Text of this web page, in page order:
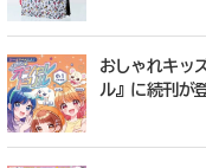
おしゃれキッ
ル』に続刊が